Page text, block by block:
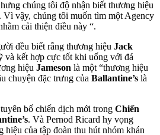
chúng tôi độ nhận biết thương hiệu
Vì vậy, chúng tôi muốn tìm một Agency
cải thiện điều này “.
đều biết rằng thương hiệu Jack
và kết hợp cực tốt khi uống với đá
hiệu Jameson là một “thương hiệu
chuyện đặc trưng của Ballantine’s là
tuyên bố chiến dịch mới trong Chiến
. Và Pernod Ricard hy vọng
hiệu của tập đoàn thu hút nhóm khán